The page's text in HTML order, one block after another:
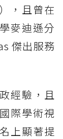
，且曾在
麥迪遜分
傑出服務
經驗，且
際學術視
上顯著提